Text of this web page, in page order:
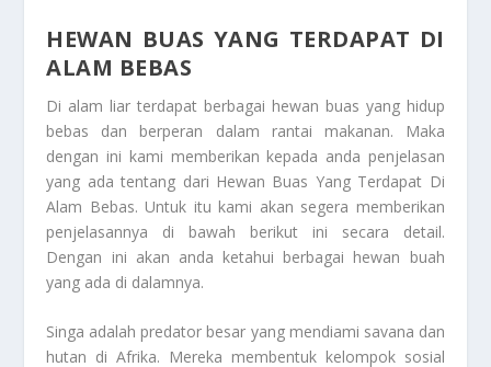
HEWAN BUAS YANG TERDAPAT DI
ALAM BEBAS
Di alam liar terdapat berbagai hewan buas yang hidup
bebas dan berperan dalam rantai makanan. Maka
dengan ini kami memberikan kepada anda penjelasan
yang ada tentang dari Hewan Buas Yang Terdapat Di
Alam Bebas. Untuk itu kami akan segera memberikan
penjelasannya di bawah berikut ini secara detail.
Dengan ini akan anda ketahui berbagai hewan buah
yang ada di dalamnya.
Singa adalah predator besar yang mendiami savana dan
hutan di Afrika. Mereka membentuk kelompok sosial